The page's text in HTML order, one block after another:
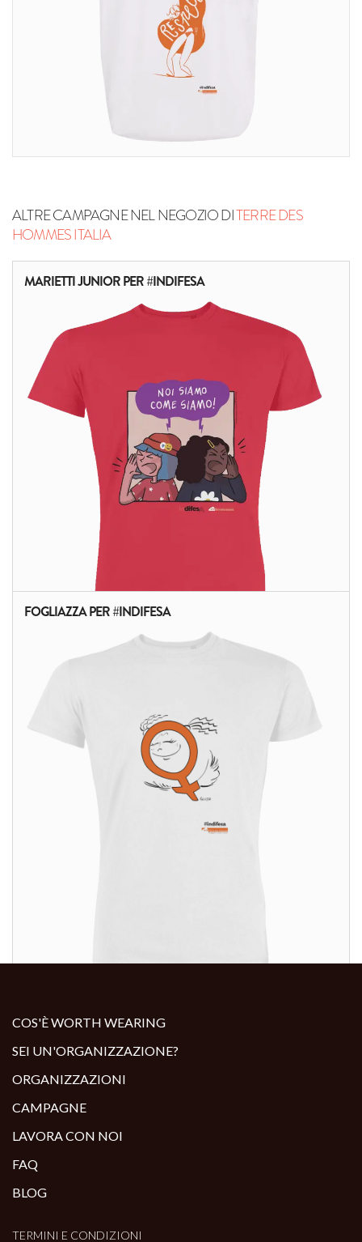
ALTRE CAMPAGNE NEL NEGOZIO DITERRE DES
HOMMES ITALIA
MARIETTI JUNIOR PER #INDIFESA
FOGLIAZZA PER #INDIFESA
COS'È WORTH WEARING
SEI UN'ORGANIZZAZIONE?
ORGANIZZAZIONI
CAMPAGNE
LAVORA CON NOI
FAQ
BLOG
TERMINI E CONDIZIONI